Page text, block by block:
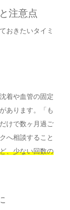
注意点
おきたいタイミ
着や血管の固定
あります。「も
けで数ヶ月過ご
へ相談すること
、少ない回数の